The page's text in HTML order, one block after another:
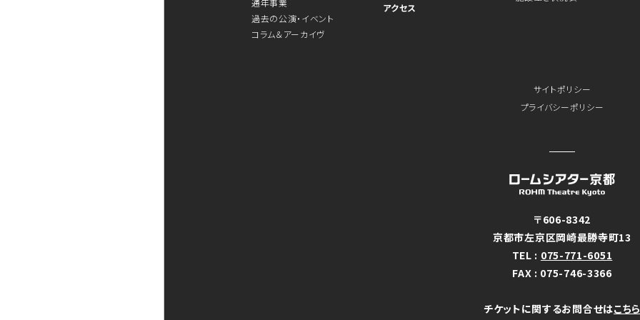
通年事業
過去の公演・イベント
コラム＆アーカイヴ
アクセス
サイトポリシー
プライバシーポリシー
〒606-8342
京都市左京区岡崎最勝寺町13
TEL : 075-771-6051
FAX : 075-746-3366
チケットに関するお問合せはこち